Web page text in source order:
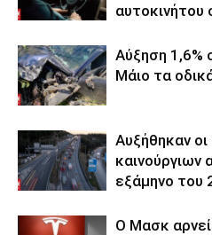
αυτοκινήτου
Αύξηση 1,6%
Μάιο τα
Αυξήθηκαν
εξάμηνο του
Ο Μασκ